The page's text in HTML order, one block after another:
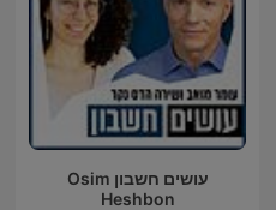
עושים חשבון Osim
Heshbon